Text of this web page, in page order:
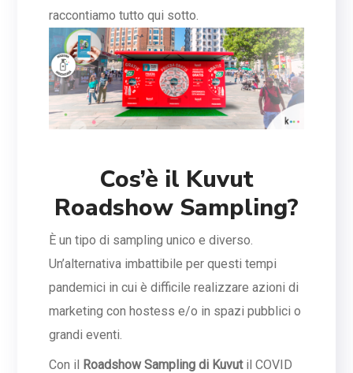
raccontiamo tutto qui sotto.
Cos’è il Kuvut
Roadshow Sampling?
È un tipo di sampling unico e diverso.
Un’alternativa imbattibile per questi tempi
pandemici in cui è difficile realizzare azioni di
marketing con hostess e/o in spazi pubblici o
grandi eventi.
Con il Roadshow Sampling di Kuvutil COVID